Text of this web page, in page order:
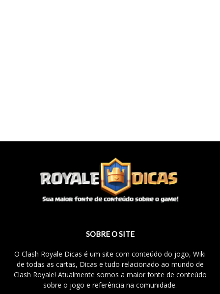
SOBRE O SITE
O Clash Royale Dicas é um site com conteúdo do jogo, Wiki
de todas as cartas, Dicas e tudo relacionado ao mundo de
Clash Royale! Atualmente somos a maior fonte de conteúdo
sobre o jogo e referência na comunidade.